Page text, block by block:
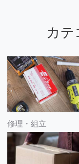
カテ
修理・組立